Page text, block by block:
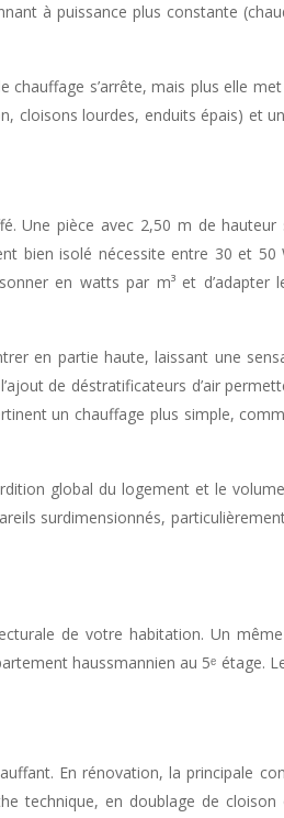
à puissance plus constante
s’arrête, mais plus elle
cloisons lourdes, enduits épais) et
Une pièce avec 2,50 m de
bien isolé nécessite entre 30 et 50
en watts par m³ et d’adapter
en partie haute, laissant une
de déstratificateurs d’air
un chauffage plus simple,
global du logement et le
surdimensionnés,
de votre habitation. Un
haussmannien au 5ᵉ étage.
En rénovation, la principale
technique, en doublage de